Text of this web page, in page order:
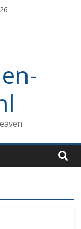
en het verbod op